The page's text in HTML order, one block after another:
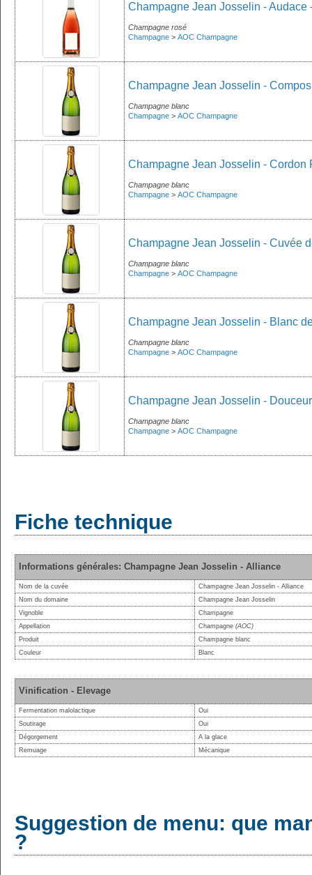
Champagne Jean Josselin - Audace
Champagne rosé
Champagne > AOC Champagne
Champagne Jean Josselin -
Champagne blanc
Champagne > AOC Champagne
Champagne Jean Josselin - Cordon
Champagne blanc
Champagne > AOC Champagne
Champagne Jean Josselin - Cuvée
Champagne blanc
Champagne > AOC Champagne
Champagne Jean Josselin - Blanc
Champagne blanc
Champagne > AOC Champagne
Champagne Jean Josselin -
Champagne blanc
Champagne > AOC Champagne
Fiche technique
Informations générales: Champagne Jean Josselin - Alliance
Nom de la cuvée
Champagne Jean Josselin - Alliance
Nom du domaine
Champagne Jean Josselin
Vignoble
Champagne
Appellation
Champagne (AOC)
Produit
Champagne blanc
Couleur
Blanc
Vinification - Elevage
Fermentation malolactique
Oui
Soutirage
Oui
Dégorgement
A la glace
Remuage
Mécanique
Suggestion de menu: que
?